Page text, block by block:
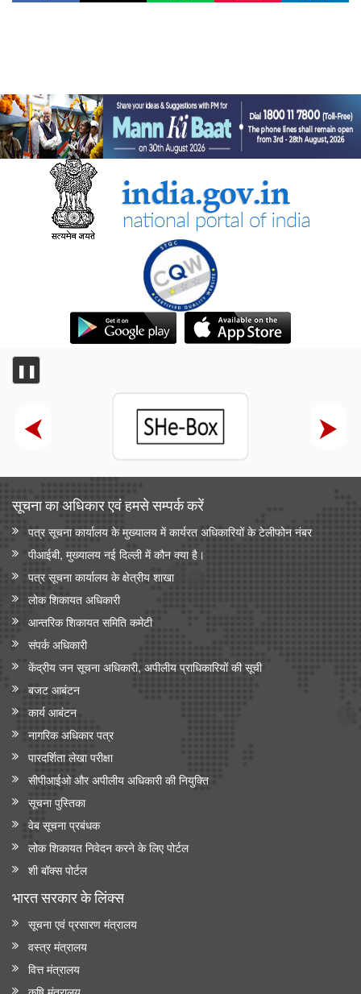
❚❚
सूचना का अधिकार एवं हमसे सम्‍पर्क करें
पत्र सूचना कार्यालय के मुख्यालय में कार्यरत अधिकारियों के टेलीफोन नंबर
पीआईबी, मुख्यालय नई दिल्ली में कौन क्या है।
पत्र सूचना कार्यालय के क्षेत्रीय शाखा
लोक शिकायत अधिकारी
आन्‍तरिक शिकायत समिति कमेटी
संपर्क अधिकारी
केंद्रीय जन सूचना अधिकारी, अपीलीय प्राधिकारियों की सूची
बजट आबंटन
कार्य आबंटन
नागरिक अधिकार पत्र
पारदर्शिता लेखा परीक्षा
सीपीआईओ और अपी‍लीय अधिकारी की नियुक्ति
सूचना पुस्तिका
वेब सूचना प्रबंधक
लोक शिकायत निवेदन करने के लिए पोर्टल
शी बॉक्स पोर्टल
भारत सरकार के लिंक्‍स
सूचना एवं प्रसारण मंत्रालय
वस्त्र मंत्रालय
वित्त मंत्रालय